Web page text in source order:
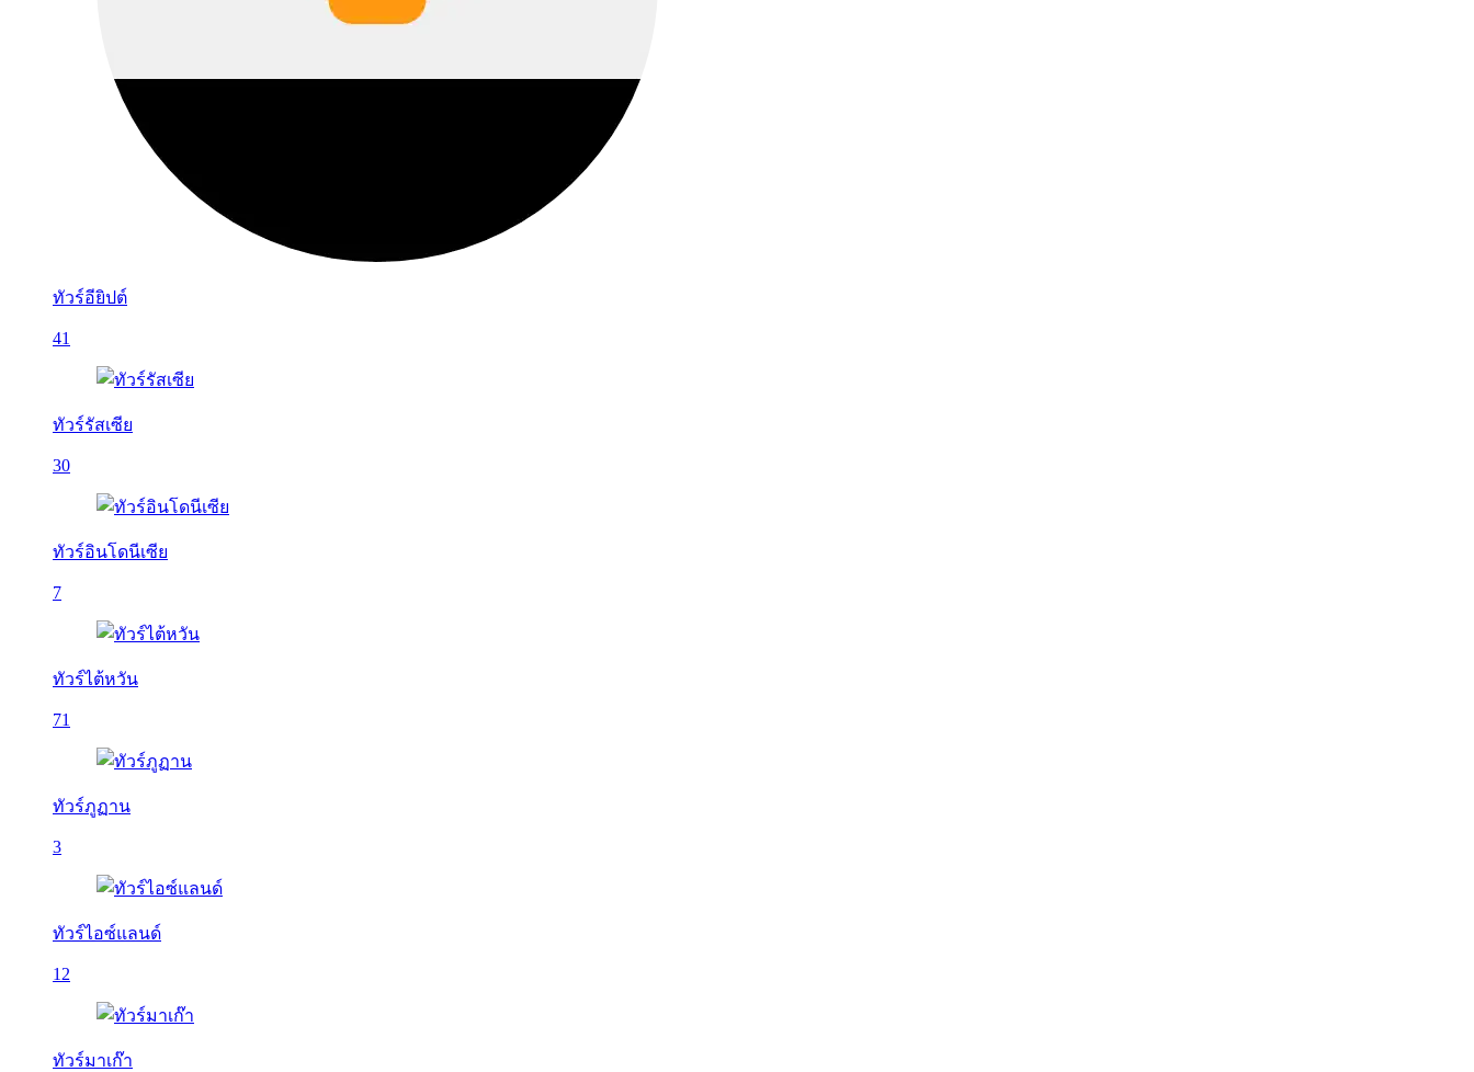
ทัวร์อียิปต์
41
ทัวร์รัสเซีย
30
ทัวร์อินโดนีเซีย
7
ทัวร์ไต้หวัน
71
ทัวร์ภูฏาน
3
ทัวร์ไอซ์แลนด์
12
ทัวร์มาเก๊า